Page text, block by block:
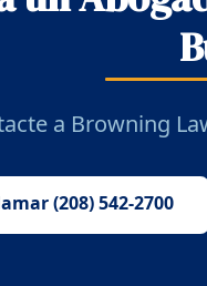
a Browning
(208) 542-2700